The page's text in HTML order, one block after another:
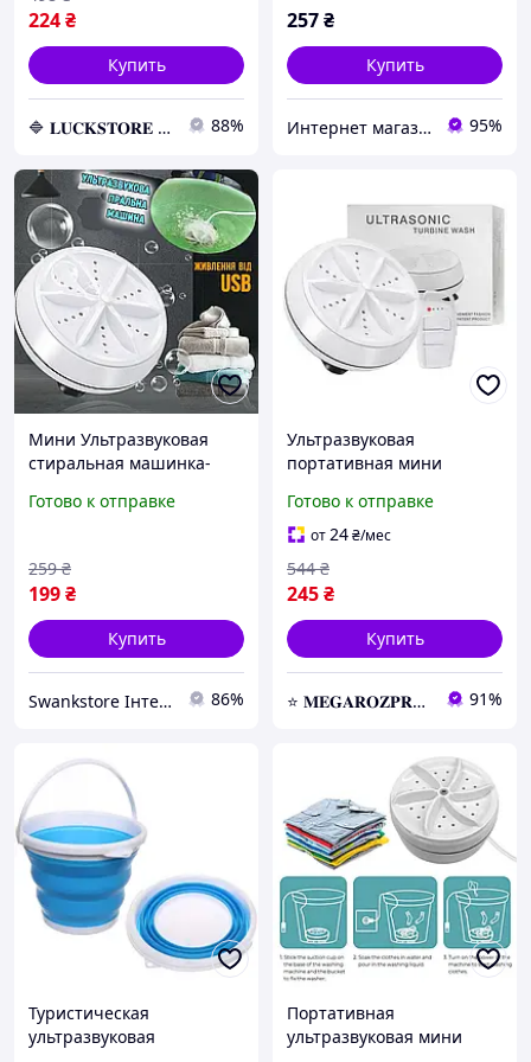
224₴
Купить
🔷 𝐋𝐔𝐂𝐊𝐒𝐓𝐎𝐑𝐄 🔷 – Абсолютно все товары по непревзойденным ценам! 88%
257₴
Купить
Интернет магазин "eltim" 95%
Мини Ультразвуковая
стиральная машинка-
USB, на присосках [14240]
Готово к отправке
199₴
259 ₴
Купить
Swankstore Інтернет магазин 86%
Ультразвуковая
портативная мини
Usltrasonic Turbine Wash
от USB и повербанка
Готово к отправке
от24₴/мес
245₴
544 ₴
Купить
⭐️ 𝐌𝐄𝐆𝐀𝐑𝐎𝐙𝐏𝐑𝐎𝐃𝐀𝐙𝐇 ⭐️ – Новейшие товары по самым доступным ценам 91%
Туристическая
ультразвуковая
Портативная
ультразвуковая мини